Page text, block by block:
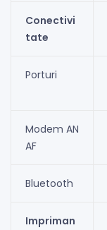
Conectivi
tate
Porturi
Modem AN
AF
Bluetooth
Impriman